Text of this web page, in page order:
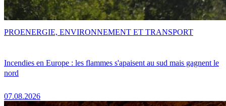
Incendies en Europe : les flammes s'apaisent au sud mais gagnent le
nord
07.08.2026
PROENERGIE, ENVIRONNEMENT ET TRANSPORT